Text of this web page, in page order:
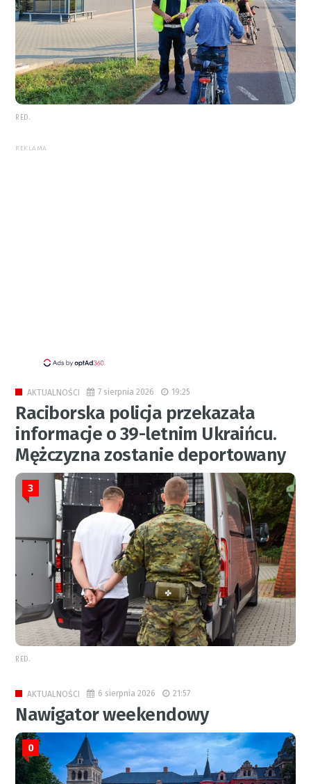
RED.
REKLAMA
AKTUALNOŚCI 7 sierpnia 2026 19:25
Raciborska policja przekazała
informacje o 39-letnim Ukraińcu.
Mężczyzna zostanie deportowany
3
RED.
AKTUALNOŚCI 6 sierpnia 2026 21:57
Nawigator weekendowy
0